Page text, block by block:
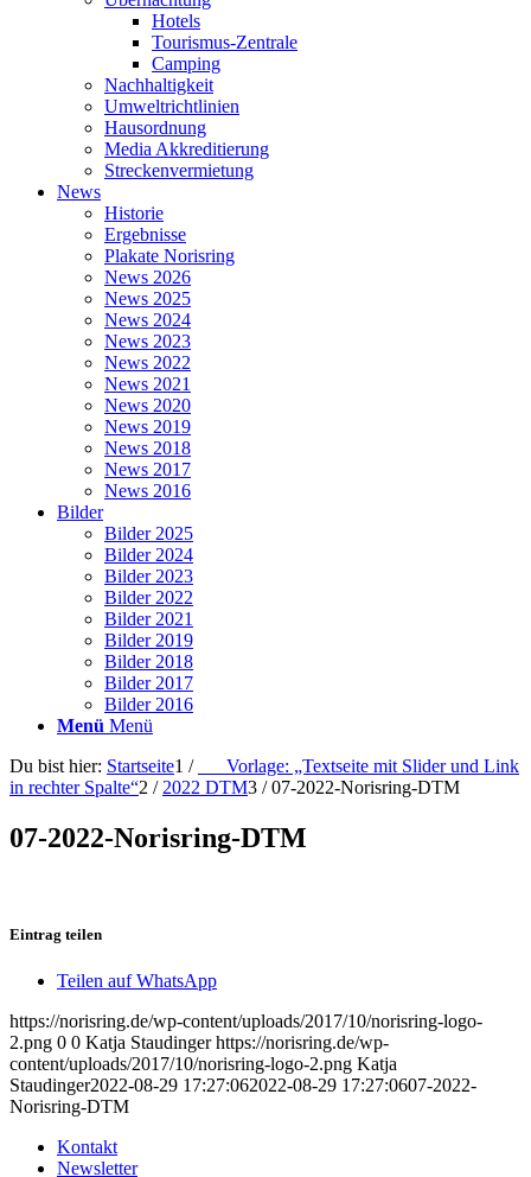
Hotels
Tourismus-Zentrale
Camping
Nachhaltigkeit
Umweltrichtlinien
Hausordnung
Media Akkreditierung
Streckenvermietung
News
Historie
Ergebnisse
Plakate Norisring
News 2026
News 2025
News 2024
News 2023
News 2022
News 2021
News 2020
News 2019
News 2018
News 2017
News 2016
Bilder
Bilder 2025
Bilder 2024
Bilder 2023
Bilder 2022
Bilder 2021
Bilder 2019
Bilder 2018
Bilder 2017
Bilder 2016
Menü Menü
Du bist hier: Startseite1 /
___Vorlage: „Textseite mit Slider und Link
in rechter Spalte“2 / 2022 DTM3 / 07-2022-Norisring-DTM
07-2022-Norisring-DTM
Eintrag teilen
Teilen auf WhatsApp
https://norisring.de/wp-content/uploads/2017/10/norisring-logo-
2.png 0 0 Katja Staudinger https://norisring.de/wp-
content/uploads/2017/10/norisring-logo-2.png Katja
Staudinger2022-08-29 17:27:062022-08-29 17:27:0607-2022-
Norisring-DTM
Kontakt
Newsletter